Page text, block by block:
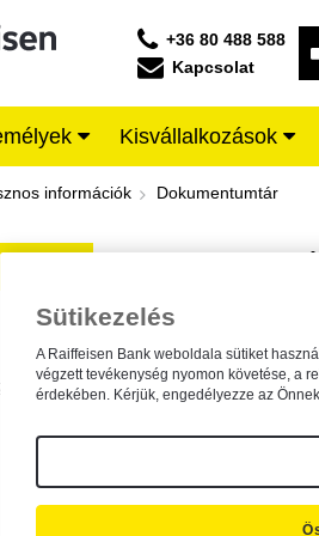
+36 80 488 588
Kapcsolat
Kisvállalkozások
- Raiffeisen BANK
információk Dokumentumtár
A dokumentum
Sütikezelés
A Raiffeisen Bank weboldala sütiket
végzett tevékenység nyomon követése, a
érdekében. Kérjük, engedélyezze az